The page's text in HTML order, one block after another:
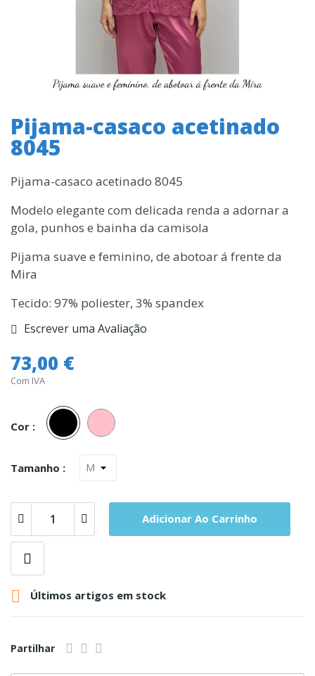
Pijama-casaco acetinado
8045
Pijama-casaco acetinado 8045
Modelo elegante com delicada renda a adornar a
gola, punhos e bainha da camisola
Pijama suave e feminino, de abotoar á frente da
Mira
Tecido: 97% poliester, 3% spandex
Escrever uma Avaliação
73,00 €
Com IVA
Cor :
Preto
Tamanho :
Adicionar Ao Carrinho
 Últimos artigos em stock
Partilhar